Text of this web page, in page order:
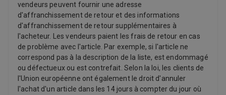
vendeurs peuvent fournir une adresse
d'affranchissement de retour et des informations
d'affranchissement de retour supplémentaires à
l'acheteur. Les vendeurs paient les frais de retour en cas
de problème avec l'article. Par exemple, si l'article ne
correspond pas à la description de la liste, est endommagé
ou défectueux ou est contrefait. Selon la loi, les clients de
l'Union européenne ont également le droit d'annuler
l'achat d'un article dans les 14 jours à compter du jour où